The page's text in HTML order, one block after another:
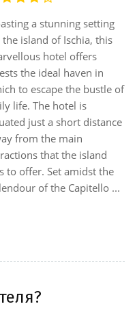
a stunning setting
the island of Ischia, this
hotel offers
the ideal haven in
to escape the bustle of
life. The hotel is
just a short distance
from the main
that the island
to offer. Set amidst the
of the Capitello ...